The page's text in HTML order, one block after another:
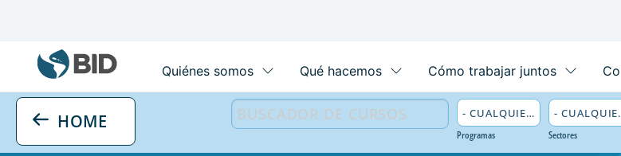
Main
navigation
Programas Sectores
HOME